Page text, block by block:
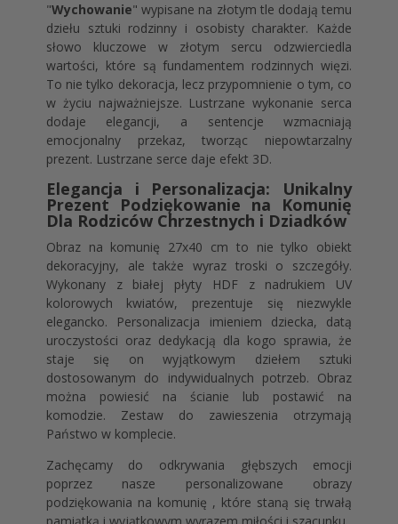
"Wychowanie" wypisane na złotym tle dodają temu
dziełu sztuki rodzinny i osobisty charakter. Każde
słowo kluczowe w złotym sercu odzwierciedla
wartości, które są fundamentem rodzinnych więzi.
To nie tylko dekoracja, lecz przypomnienie o tym, co
w życiu najważniejsze. Lustrzane wykonanie serca
dodaje elegancji, a sentencje wzmacniają
emocjonalny przekaz, tworząc niepowtarzalny
prezent. Lustrzane serce daje efekt 3D.
Elegancja i Personalizacja: Unikalny
Prezent Podziękowanie na Komunię
Dla Rodziców Chrzestnych i Dziadków
Obraz na komunię 27x40 cm to nie tylko obiekt
dekoracyjny, ale także wyraz troski o szczegóły.
Wykonany z białej płyty HDF z nadrukiem UV
kolorowych kwiatów, prezentuje się niezwykle
elegancko. Personalizacja imieniem dziecka, datą
uroczystości oraz dedykacją dla kogo sprawia, że
staje się on wyjątkowym dziełem sztuki
dostosowanym do indywidualnych potrzeb. Obraz
można powiesić na ścianie lub postawić na
komodzie. Zestaw do zawieszenia otrzymają
Państwo w komplecie.
Zachęcamy do odkrywania głębszych emocji
poprzez nasze personalizowane obrazy
podziękowania na komunię , które staną się trwałą